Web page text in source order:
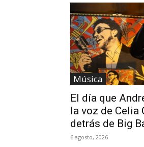
Música
El día que
la voz de
detrás de Big
6 agosto, 2026